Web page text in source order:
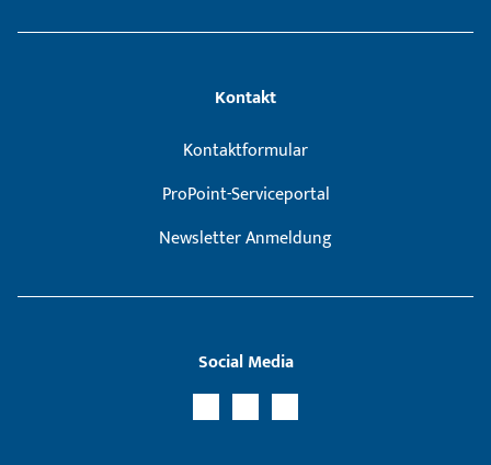
Kontakt
Kontaktformular
ProPoint-Serviceportal
Newsletter Anmeldung
Social Media